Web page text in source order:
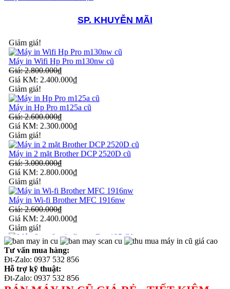
SP. KHUYỄN MÃI
Giá: 2.800.000₫
Giá KM: 2.400.000₫
Giảm giá!
Máy in Hp Pro m125a cũ
Giá: 2.600.000₫
Giá KM: 2.300.000₫
Giảm giá!
Máy in 2 mặt Brother DCP 2520D cũ
Giá: 3.000.000₫
Giá KM: 2.800.000₫
Giảm giá!
Máy in Wi-fi Brother MFC 1916nw
Giá: 2.600.000₫
Giá KM: 2.400.000₫
Giảm giá!
Máy Scan 2 mặt Canon Dr c125 Cũ
Giá: 4.200.000₫
Giá KM: 3.900.000₫
Giảm giá!
Máy scan Wi-fi 2 mặt Fujitsu iX 500 cũ
Giá: 6.500.000₫
Giá KM: 6.000.000₫
Tư vấn mua hàng:
Đt-Zalo: 0937 532 856
Hỗ trợ kỹ thuật:
Đt-Zalo: 0937 532 856